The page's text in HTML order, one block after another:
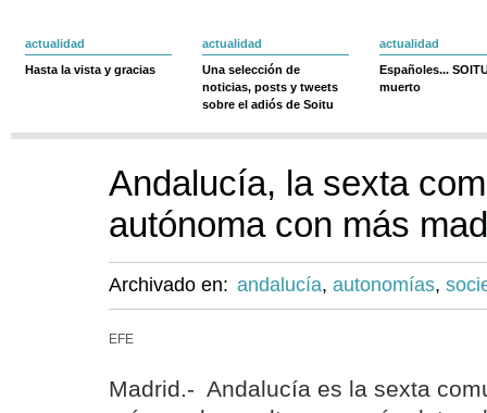
actualidad
Hasta la vista y gracias
actualidad
Una selección de
noticias, posts y tweets
sobre el adiós de Soitu
actualidad
Españoles...
muerto
Andalucía, la sexta
autónoma con más
Archivado en: andalucía, autonomías,
EFE
Madrid.- Andalucía es la sexta